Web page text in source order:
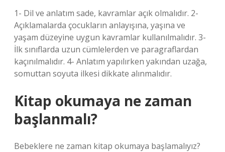
1- Dil ve anlatım sade, kavramlar açık olmalıdır. 2-
Açıklamalarda çocukların anlayışına, yaşına ve
yaşam düzeyine uygun kavramlar kullanılmalıdır. 3-
İlk sınıflarda uzun cümlelerden ve paragraflardan
kaçınılmalıdır. 4- Anlatım yapılırken yakından uzağa,
somuttan soyuta ilkesi dikkate alınmalıdır.
Kitap okumaya ne zaman
başlanmalı?
Bebeklere ne zaman kitap okumaya başlamalıyız?